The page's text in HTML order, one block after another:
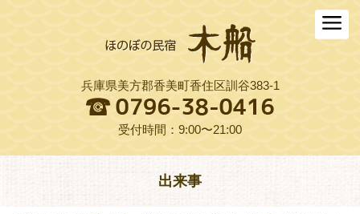
兵庫県美方郡香美町香住区訓谷383-1
受付時間：9:00〜21:00
出来事